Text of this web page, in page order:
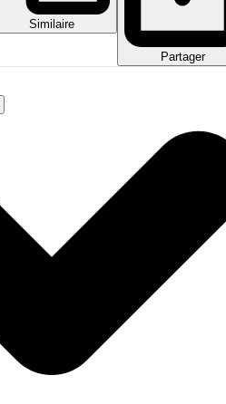
Similaire
Partager